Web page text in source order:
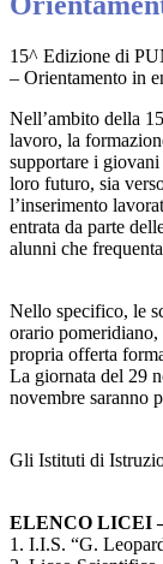
15^ Edizione di
– Orientamento in
Nell’ambito della
lavoro, la
supportare i
loro futuro, sia
l’inserimento
entrata da parte
alunni che
Nello specifico, le
orario pomeridiano,
propria offerta
La giornata del 29
novembre saranno
Gli Istituti di
ELENCO LICEI –
1. I.I.S. “G.